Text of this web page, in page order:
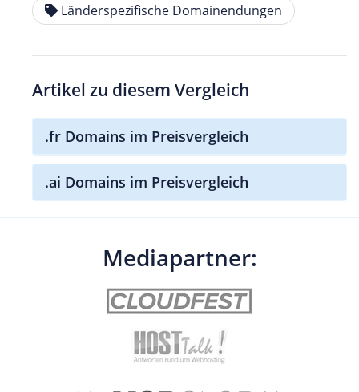
Länderspezifische Domainendungen
Artikel zu diesem Vergleich
.fr Domains im Preisvergleich
.ai Domains im Preisvergleich
Mediapartner: